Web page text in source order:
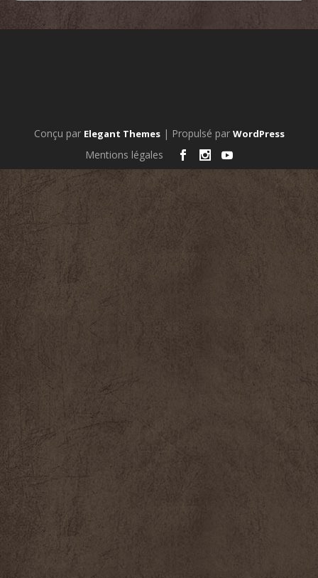
Conçu par Elegant Themes| Propulsé par WordPress
Mentions légales